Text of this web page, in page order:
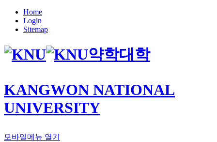
Home
Login
Sitemap
약학대학
KANGWON NATIONAL
UNIVERSITY
모바일메뉴 열기